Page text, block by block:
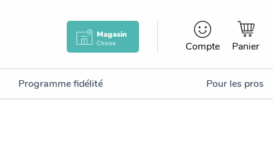
Magasin
Choisir Compte Panier
Programme fidélité Pour les pros